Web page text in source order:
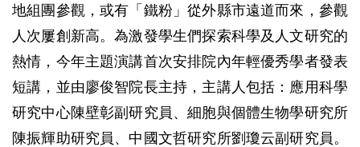
地組團參觀，或有「鐵粉」從外縣市遠道而來，參觀
人次屢創新高。為激發學生們探索科學及人文研究的
熱情，今年主題演講首次安排院內年輕優秀學者發表
短講，並由廖俊智院長主持，主講人包括：應用科學
研究中心陳壁彰副研究員、細胞與個體生物學研究所
陳振輝助研究員、中國文哲研究所劉瓊云副研究員。